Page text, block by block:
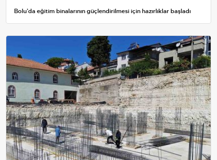
Bolu’da eğitim binalarının güçlendirilmesi için hazırlıklar başladı